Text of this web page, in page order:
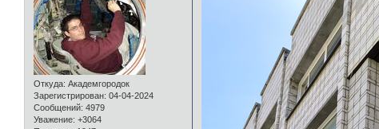
Откуда: Академгородок
Зарегистрирован: 04-04-2024
Сообщений: 4979
Уважение: +3064